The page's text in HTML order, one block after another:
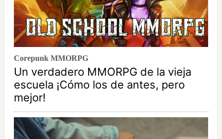
Corepunk MMORPG
Un verdadero MMORPG de la vieja
escuela ¡Cómo los de antes, pero
mejor!